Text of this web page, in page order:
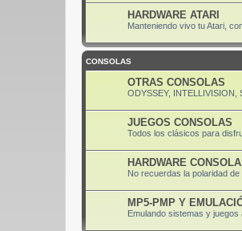
HARDWARE ATARI
Manteniendo vivo tu Atari,
CONSOLAS
OTRAS CONSOLAS
ODYSSEY,
JUEGOS CONSOLAS
Todos los clásicos para
HARDWARE
No recuerdas la polaridad
MP5-PMP Y
Emulando sistemas y